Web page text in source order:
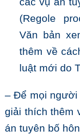
(Regole
Văn bản
thêm về
luật mới do
– Để mọi người
giải thích thêm
án tuyên bố